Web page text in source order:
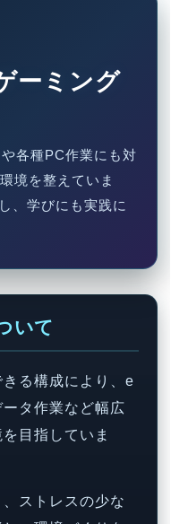
ーミング
各種PC作業にも対
境を整えていま
、学びにも実践に
いて
る構成により、e
タ作業など幅広
目指していま
ストレスの少な